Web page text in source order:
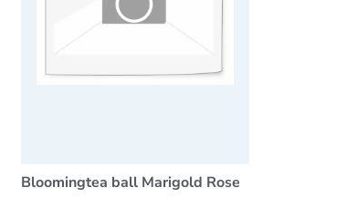
Bloomingtea ball Marigold Rose